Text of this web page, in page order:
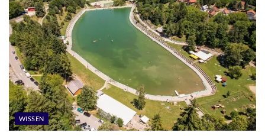
WISSEN